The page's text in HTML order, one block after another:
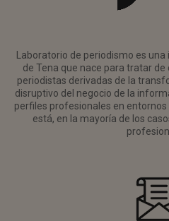
Laboratorio de periodismo es
de Tena que nace para tratar
periodistas derivadas de la
disruptivo del negocio de la
perfiles profesionales en
está, en la mayoría de los